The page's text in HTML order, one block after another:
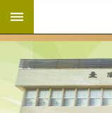
跳到主要內容區塊